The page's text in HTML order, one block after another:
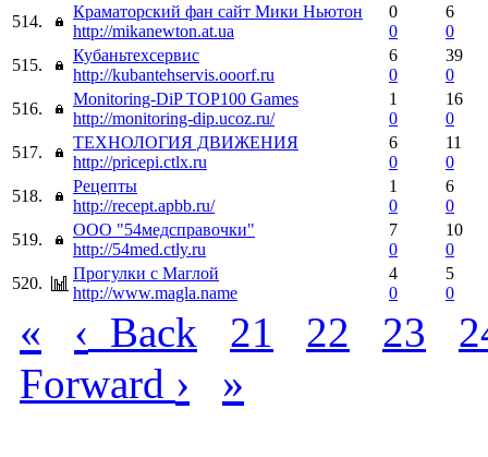
514.
Краматорский фан сайт Мики Ньютон
http://mikanewton.at.ua
0
0
6
0
515.
Кубаньтехсервис
http://kubantehservis.ooorf.ru
6
0
39
0
516.
Monitoring-DiP TOP100 Games
http://monitoring-dip.ucoz.ru/
1
0
16
0
517.
ТЕХНОЛОГИЯ ДВИЖЕНИЯ
http://pricepi.ctlx.ru
6
0
11
0
518.
Рецепты
http://recept.apbb.ru/
1
0
6
0
519.
ООО "54медсправочки"
http://54med.ctly.ru
7
0
10
0
520.
Прогулки с Маглой
http://www.magla.name
4
0
5
0
« ‹ Back 21 22 23
Forward › »